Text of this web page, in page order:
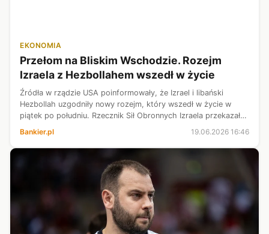
EKONOMIA
Przełom na Bliskim Wschodzie. Rozejm
Izraela z Hezbollahem wszedł w życie
Źródła w rządzie USA poinformowały, że Izrael i libański
Hezbollah uzgodniły nowy rozejm, który wszedł w życie w
piątek po południu. Rzecznik Sił Obronnych Izraela przekazał
buforowej”, ta...
Bankier.pl 19.06.2026 16:46